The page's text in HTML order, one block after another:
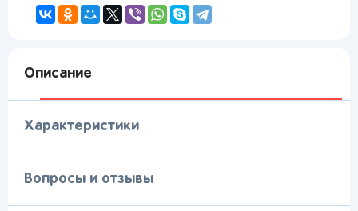
Описание
Характеристики
Вопросы и отзывы